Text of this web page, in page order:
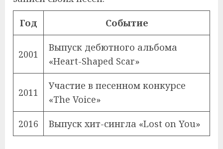
Год Событие
2001
Выпуск дебютного альбома
«Heart-Shaped Scar»
2011
Участие в песенном конкурсе
«The Voice»
2016 Выпуск хит-сингла «Lost on You»